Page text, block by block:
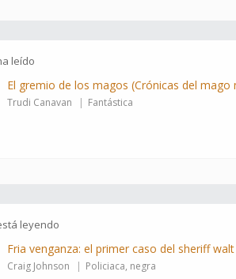
leído
El gremio de los magos (Crónicas del mago
Trudi Canavan Fantástica
leyendo
Fria venganza: el primer caso del sheriff
Craig Johnson Policiaca, negra